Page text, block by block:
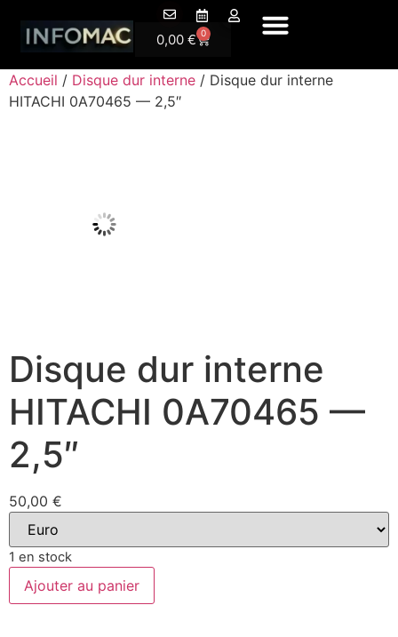
0,00 € 0
Accueil / Disque dur interne / Disque dur interne
HITACHI 0A70465 — 2,5″
Disque dur interne
HITACHI 0A70465 —
2,5″
50,00 €
1 en stock
Ajouter au panier